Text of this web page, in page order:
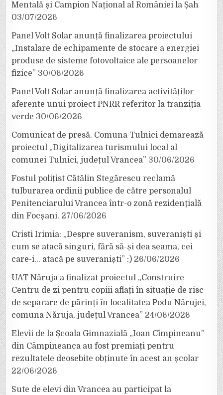
Mentală și Campion Național al României la Șah
03/07/2026
Panel Volt Solar anunță finalizarea proiectului
„Instalare de echipamente de stocare a energiei
produse de sisteme fotovoltaice ale persoanelor
fizice” 30/06/2026
Panel Volt Solar anunță finalizarea activităților
aferente unui proiect PNRR referitor la tranziția
verde 30/06/2026
Comunicat de presă. Comuna Tulnici demarează
proiectul „Digitalizarea turismului local al
comunei Tulnici, județul Vrancea” 30/06/2026
Fostul polițist Cătălin Stegărescu reclamă
tulburarea ordinii publice de către personalul
Penitenciarului Vrancea într-o zonă rezidențială
din Focșani. 27/06/2026
Cristi Irimia: „Despre suveranism, suveraniști și
cum se atacă singuri, fără să-și dea seama, cei
care-i… atacă pe suveraniști” :) 26/06/2026
UAT Năruja a finalizat proiectul „Construire
Centru de zi pentru copiii aflați în situație de risc
de separare de părinți în localitatea Podu Nărujei,
comuna Năruja, județul Vrancea” 24/06/2026
Elevii de la Școala Gimnazială „Ioan Cîmpineanu”
din Câmpineanca au fost premiați pentru
rezultatele deosebite obținute în acest an școlar
22/06/2026
Sute de elevi din Vrancea au participat la